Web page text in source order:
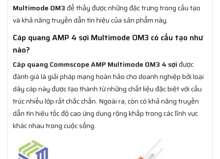
Multimode OM3 để thấy được những đặc trưng trong cấu tạo
và khả năng truyền dẫn tín hiệu của sản phẩm này.
Cáp quang AMP 4 sợi Multimode OM3 có cấu tạo như
nào?
Cáp quang Commscope AMP Multimode OM3 4 sợi được
đánh giá là giải pháp mạng hoàn hảo cho doanh nghiệp bởi loại
dây cáp này được tạo thành từ những chất liệu đặc biệt với cấu
trúc nhiều lớp rất chắc chắn. Ngoài ra, còn có khả năng truyền
dẫn tín hiệu tốc độ cao ứng dụng rộng khắp trong các lĩnh vực
khác nhau trong cuộc sống.